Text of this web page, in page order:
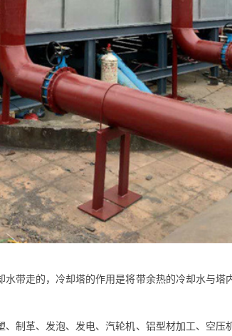
走的，冷却塔的作用是将带余热的冷却水与塔
革、发泡、发电、汽轮机、铝型材加工、空压